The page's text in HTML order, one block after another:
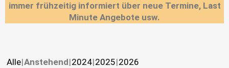
immer frühzeitig informiert über neue Termine, Last
Minute Angebote usw.
Alle Anstehend 2024 2025 2026